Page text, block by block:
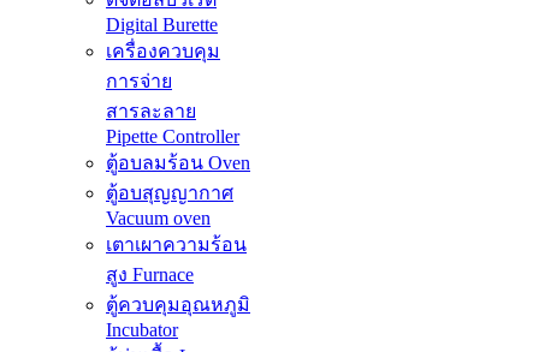
Digital Burette
เครื่องควบคุม
การจ่าย
สารละลาย
Pipette Controller
ตู้อบลมร้อน Oven
ตู้อบสุญญากาศ
Vacuum oven
เตาเผาความร้อน
สูง Furnace
ตู้ควบคุมอุณหภูมิ
Incubator